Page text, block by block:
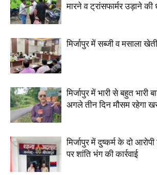
मारने व ट्रांसफार्मर उड़ाने
मिर्जापुर में सब्जी व मसाला
मिर्जापुर में भारी से बहुत
अगले तीन दिन मौसम रहेगा
मिर्जापुर में दुष्कर्म के दो
पर शांति भंग की कार्रवाई